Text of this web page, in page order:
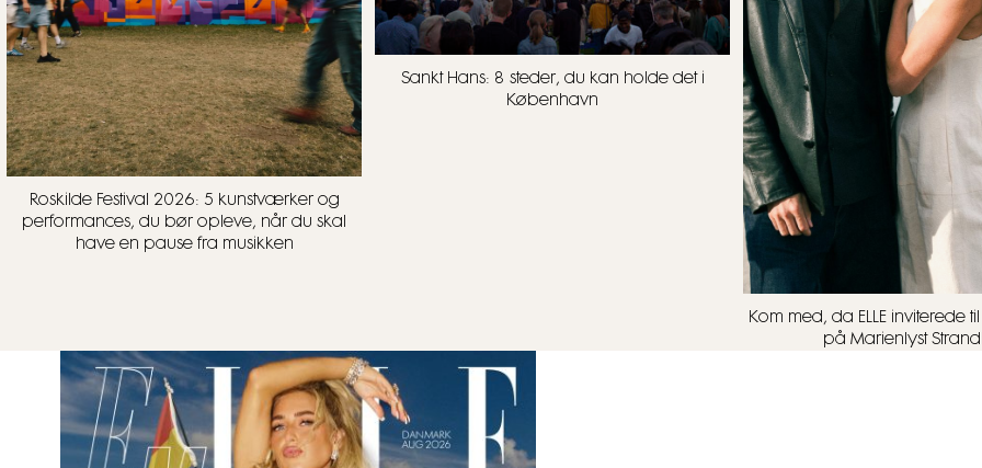
Roskilde Festival 2026: 5 kunstværker og
performances, du bør opleve, når du skal
have en pause fra musikken
Sankt Hans: 8 steder, du kan holde det i
København
Kom med, da ELLE inviterede
på Marienlyst